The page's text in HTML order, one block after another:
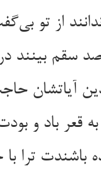
از تو
بینند در
آیاتشان
قعر باد و
ترا با